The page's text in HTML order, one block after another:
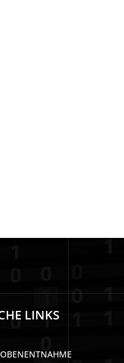
LINKS